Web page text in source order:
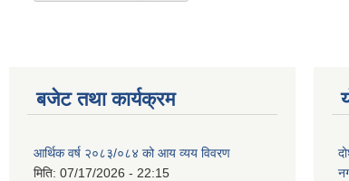
बजेट तथा कार्यक्रम
आर्थिक वर्ष २०८३/०८४ को आय व्यय विवरण
मिति: 07/17/2026 - 22:15